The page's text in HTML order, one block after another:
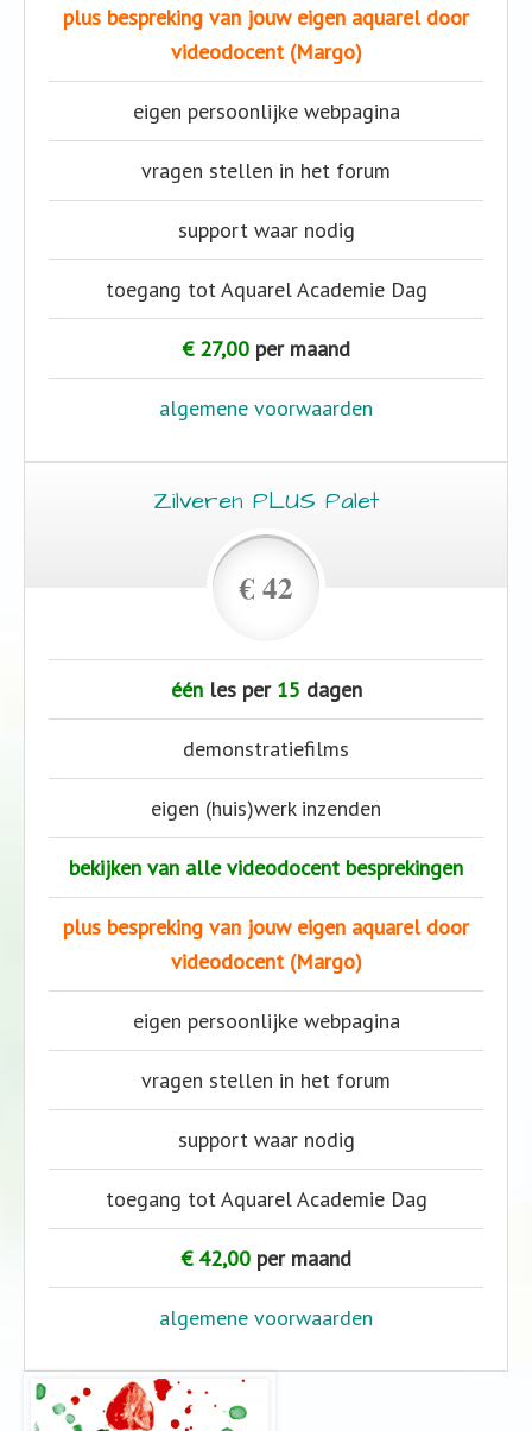
plus bespreking van jouw eigen aquarel door
videodocent (Margo)
eigen persoonlijke webpagina
vragen stellen in het forum
support waar nodig
toegang tot Aquarel Academie Dag
€ 27,00per maand
algemene voorwaarden
Zilveren PLUS Palet
€ 42
één les per 15 dagen
demonstratiefilms
eigen (huis)werk inzenden
bekijken van alle videodocent besprekingen
plus bespreking van jouw eigen aquarel door
videodocent (Margo)
eigen persoonlijke webpagina
vragen stellen in het forum
support waar nodig
toegang tot Aquarel Academie Dag
€ 42,00per maand
algemene voorwaarden